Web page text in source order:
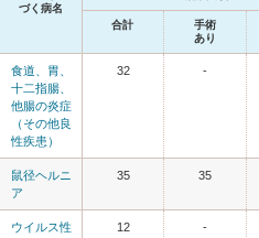
づく病名
合計
手術
あり
食道、胃、
十二指腸、
他腸の炎症
（その他良
性疾患）
32 -
鼠径ヘルニ
ア
35 35
ウイルス性
12 -